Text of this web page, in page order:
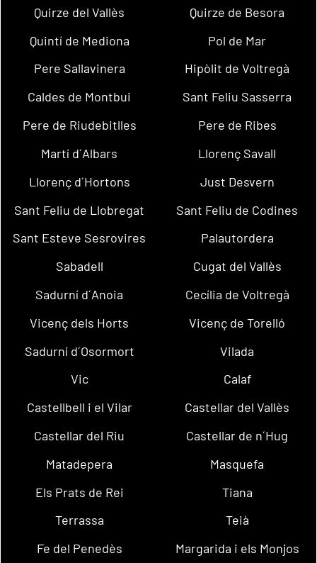
Quirze del Vallès
Quirze de Besora
Quintí de Mediona
Pol de Mar
Pere Sallavinera
Hipòlit de Voltregà
Caldes de Montbui
Sant Feliu Sasserra
Pere de Riudebitlles
Pere de Ribes
Martí d´Albars
Llorenç Savall
Llorenç d´Hortons
Just Desvern
Sant Feliu de Llobregat
Sant Feliu de Codines
Sant Esteve Sesrovires
Palautordera
Sabadell
Cugat del Vallès
Sadurní d´Anoia
Cecília de Voltregà
Vicenç dels Horts
Vicenç de Torelló
Sadurní d´Osormort
Vilada
Vic
Calaf
Castellbell i el Vilar
Castellar del Vallès
Castellar del Riu
Castellar de n´Hug
Matadepera
Masquefa
Els Prats de Rei
Tiana
Terrassa
Teià
Fe del Penedès
Margarida i els Monjos